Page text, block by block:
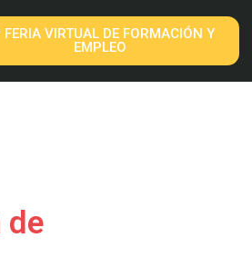
FERIA VIRTUAL DE FORMACIÓN Y
EMPLEO
de